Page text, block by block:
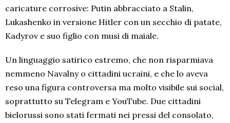
caricature corrosive: Putin abbracciato a Stalin,
Lukashenko in versione Hitler con un secchio di patate,
Kadyrov e suo figlio con musi di maiale.
Un linguaggio satirico estremo, che non risparmiava
nemmeno Navalny o cittadini ucraini, e che lo aveva
reso una figura controversa ma molto visibile sui social,
soprattutto su Telegram e YouTube. Due cittadini
bielorussi sono stati fermati nei pressi del consolato,